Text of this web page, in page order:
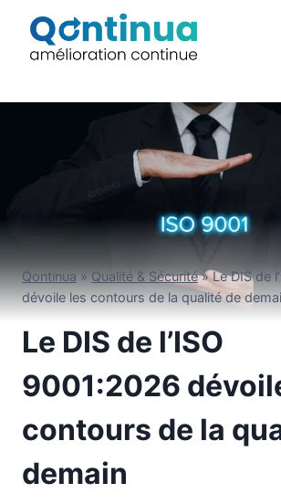
contenu
Qontinua»Qualité & Sécurité»Le DIS de
dévoile les contours de la qualité de
Le DIS de l’ISO
9001:2026
contours de la
demain